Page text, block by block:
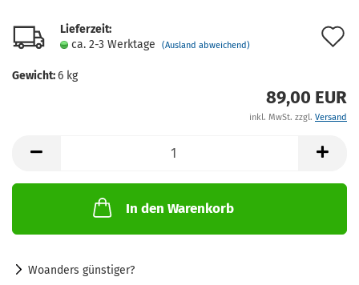
Lieferzeit:
ca. 2-3 Werktage
(Ausland abweichend)
Gewicht:6 kg
89,00 EUR
inkl. MwSt. zzgl. Versand
In den Warenkorb
Woanders günstiger?